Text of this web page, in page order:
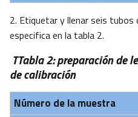
2. Etiquetar y llenar seis
especifica en la tabla 2.
Número de la muestra
TTabla 2: preparación de
de calibración